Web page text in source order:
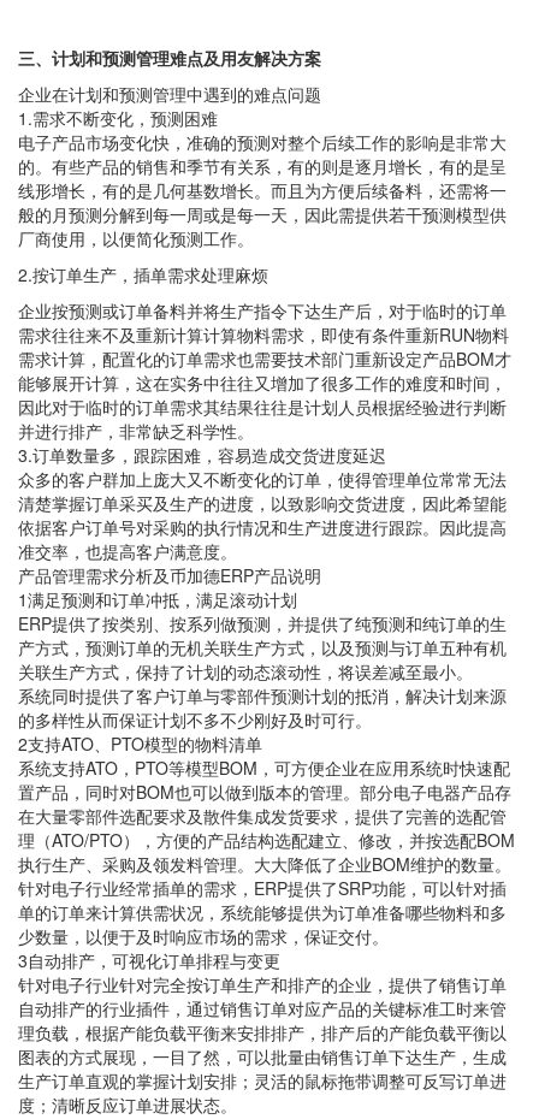
三、计划和预测管理难点及用友解决方案
企业在计划和预测管理中遇到的难点问题
1.需求不断变化，预测困难
电子产品市场变化快，准确的预测对整个后续工作的影响是非常大
的。有些产品的销售和季节有关系，有的则是逐月增长，有的是呈
线形增长，有的是几何基数增长。而且为方便后续备料，还需将一
般的月预测分解到每一周或是每一天，因此需提供若干预测模型供
厂商使用，以便简化预测工作。
2.按订单生产，插单需求处理麻烦
企业按预测或订单备料并将生产指令下达生产后，对于临时的订单
需求往往来不及重新计算计算物料需求，即使有条件重新RUN物料
需求计算，配置化的订单需求也需要技术部门重新设定产品BOM才
能够展开计算，这在实务中往往又增加了很多工作的难度和时间，
因此对于临时的订单需求其结果往往是计划人员根据经验进行判断
并进行排产，非常缺乏科学性。
3.订单数量多，跟踪困难，容易造成交货进度延迟
众多的客户群加上庞大又不断变化的订单，使得管理单位常常无法
清楚掌握订单采买及生产的进度，以致影响交货进度，因此希望能
依据客户订单号对采购的执行情况和生产进度进行跟踪。因此提高
准交率，也提高客户满意度。
产品管理需求分析及币加德ERP产品说明
1满足预测和订单冲抵，满足滚动计划
ERP提供了按类别、按系列做预测，并提供了纯预测和纯订单的生
产方式，预测订单的无机关联生产方式，以及预测与订单五种有机
关联生产方式，保持了计划的动态滚动性，将误差减至最小。
系统同时提供了客户订单与零部件预测计划的抵消，解决计划来源
的多样性从而保证计划不多不少刚好及时可行。
2支持ATO、PTO模型的物料清单
系统支持ATO，PTO等模型BOM，可方便企业在应用系统时快速配
置产品，同时对BOM也可以做到版本的管理。部分电子电器产品存
在大量零部件选配要求及散件集成发货要求，提供了完善的选配管
理（ATO/PTO），方便的产品结构选配建立、修改，并按选配BOM
执行生产、采购及领发料管理。大大降低了企业BOM维护的数量。
针对电子行业经常插单的需求，ERP提供了SRP功能，可以针对插
单的订单来计算供需状况，系统能够提供为订单准备哪些物料和多
少数量，以便于及时响应市场的需求，保证交付。
3自动排产，可视化订单排程与变更
针对电子行业针对完全按订单生产和排产的企业，提供了销售订单
自动排产的行业插件，通过销售订单对应产品的关键标准工时来管
理负载，根据产能负载平衡来安排排产，排产后的产能负载平衡以
图表的方式展现，一目了然，可以批量由销售订单下达生产，生成
生产订单直观的掌握计划安排；灵活的鼠标拖带调整可反写订单进
度；清晰反应订单进展状态。